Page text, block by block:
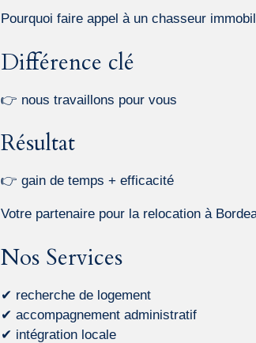
Pourquoi faire appel à un chasseur
Différence clé
👉 nous travaillons pour vous
Résultat
👉 gain de temps + efficacité
Votre partenaire pour la relocation à
Nos Services
✔ recherche de logement
✔ accompagnement administratif
✔ intégration locale